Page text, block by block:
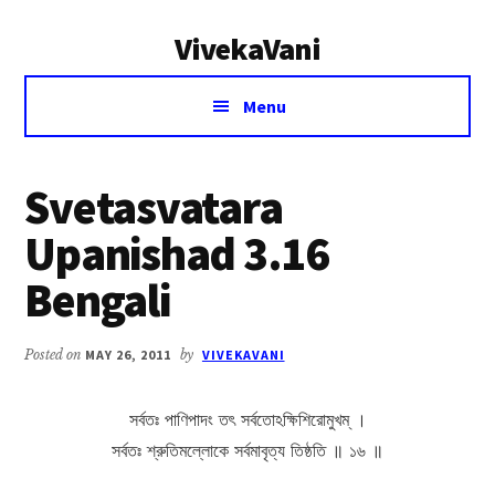
VivekaVani
Voice
Vivekananda
Menu
Svetasvatara
Upanishad 3.16
Bengali
Posted on MAY 26, 2011 by VIVEKAVANI
সর্বতঃ পাণিপাদং তৎ সর্বতোঽক্ষিশিরোমুখম্ ।
সর্বতঃ শ্রুতিমল্লোকে সর্বমাবৃত্য তিষ্ঠতি ॥ ১৬ ॥